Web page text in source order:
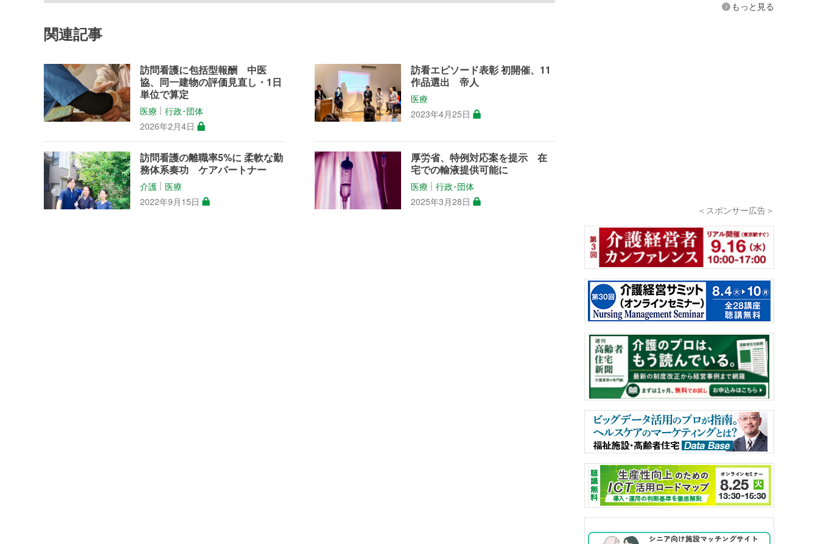
関連記事
訪問看護に包括型報酬 中医
協、同一建物の評価見直し・1日
単位で算定
医療 │行政･団体
2026年2月4日
訪看エピソード表彰 初開催、11
作品選出 帝人
医療
2023年4月25日
訪問看護の離職率5%に 柔軟な勤
務体系奏功 ケアパートナー
介護 │医療
2022年9月15日
厚労省、特例対応案を提示 在
宅での輸液提供可能に
医療 │行政･団体
2025年3月28日
もっと見る
＜スポンサー広告＞